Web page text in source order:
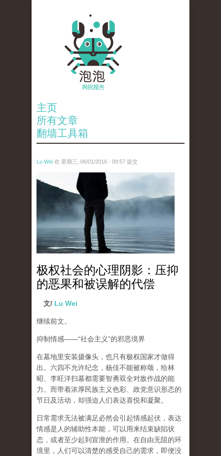
主页
所有文章
翻墙工具箱
Lu Wei 在 星期三, 06/01/2016 - 09:57 提交
wen_tou_tu_2.jpg
极权社会的心理阴影：压抑
的恶果和被误解的代偿
文/ Lu Wei
继续前文。
抑制情感——“社会主义”的邪恶境界
在墓地里安装摄像头，也只有极权国家才做得
出。六四不允许纪念，杨佳不能被称颂，给林
昭、李旺洋扫墓都需要智勇双全对敌作战的能
力。而带着浓厚民族主义色彩、政党意识形态的
节日及活动，却强迫人们表达喜悦和凝聚。
日常需求无法被满足必然会引起情感起伏， 表达
情感是人的辅助性本能，可以用来结束缺陷状
态，或者至少起到宣泄的作用 。在自由无阻的环
境里，人们可以清楚的感受自己的需求，即便没